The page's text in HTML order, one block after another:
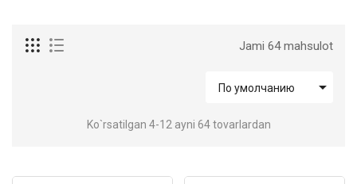
Jami 64 mahsulot
По умолчанию 
Ko`rsatilgan 4-12 ayni 64 tovarlardan